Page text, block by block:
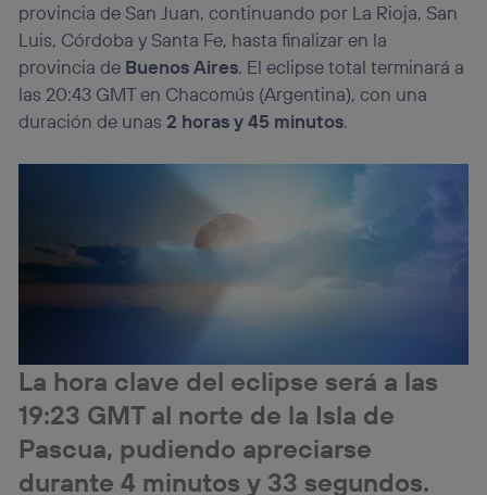
provincia de San Juan, continuando por La Rioja, San
Luis, Córdoba y Santa Fe, hasta finalizar en la
provincia de Buenos Aires. El eclipse total terminará a
las 20:43 GMT en Chacomús (Argentina), con una
duración de unas 2 horas y 45 minutos.
La hora clave del eclipse será a las
19:23 GMT al norte de la Isla de
Pascua, pudiendo apreciarse
durante 4 minutos y 33 segundos.